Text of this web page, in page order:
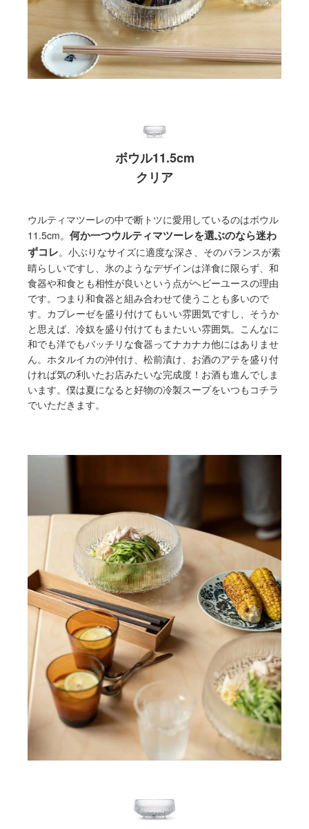
ボウル11.5cm
クリア
ウルティマツーレの中で断トツに愛用しているのはボウル
11.5cm。 何か一つウルティマツーレを選ぶのなら迷わ
ずコレ。小ぶりなサイズに適度な深さ、そのバランスが素
晴らしいですし、氷のようなデザインは洋食に限らず、和
食器や和食とも相性が良いという点がヘビーユースの理由
です。つまり和食器と組み合わせて使うことも多いので
す。カプレーゼを盛り付けてもいい雰囲気ですし、そうか
と思えば、冷奴を盛り付けてもまたいい雰囲気。こんなに
和でも洋でもバッチリな食器ってナカナカ他にはありませ
ん。ホタルイカの沖付け、松前漬け、お酒のアテを盛り付
ければ気の利いたお店みたいな完成度！お酒も進んでしま
います。僕は夏になると好物の冷製スープをいつもコチラ
でいただきます。